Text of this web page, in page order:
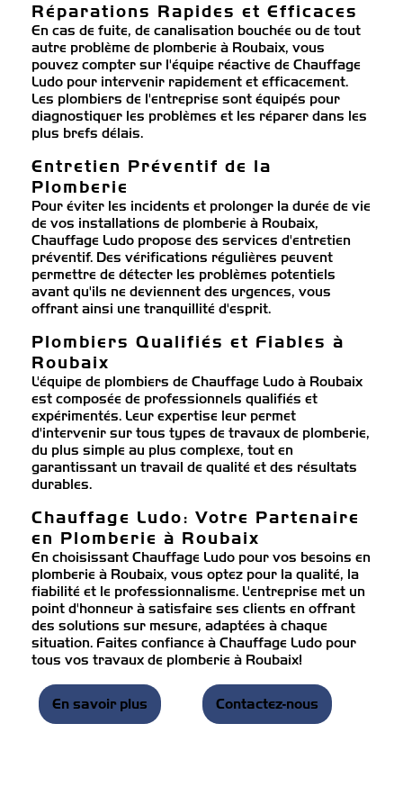
Réparations Rapides et Efficaces
En cas de fuite, de canalisation bouchée ou de tout
autre problème de plomberie à Roubaix, vous
pouvez compter sur l'équipe réactive de Chauffage
Ludo pour intervenir rapidement et efficacement.
Les plombiers de l'entreprise sont équipés pour
diagnostiquer les problèmes et les réparer dans les
plus brefs délais.
Entretien Préventif de la
Plomberie
Pour éviter les incidents et prolonger la durée de vie
de vos installations de plomberie à Roubaix,
Chauffage Ludo propose des services d'entretien
préventif. Des vérifications régulières peuvent
permettre de détecter les problèmes potentiels
avant qu'ils ne deviennent des urgences, vous
offrant ainsi une tranquillité d'esprit.
Plombiers Qualifiés et Fiables à
Roubaix
L'équipe de plombiers de Chauffage Ludo à Roubaix
est composée de professionnels qualifiés et
expérimentés. Leur expertise leur permet
d'intervenir sur tous types de travaux de plomberie,
du plus simple au plus complexe, tout en
garantissant un travail de qualité et des résultats
durables.
Chauffage Ludo: Votre Partenaire
en Plomberie à Roubaix
En choisissant Chauffage Ludo pour vos besoins en
plomberie à Roubaix, vous optez pour la qualité, la
fiabilité et le professionnalisme. L'entreprise met un
point d'honneur à satisfaire ses clients en offrant
des solutions sur mesure, adaptées à chaque
situation. Faites confiance à Chauffage Ludo pour
tous vos travaux de plomberie à Roubaix!
En savoir plus Contactez-nous